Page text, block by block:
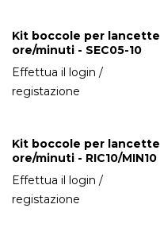
Kit boccole per lancette
ore/minuti - SEC05-10
Effettua il login /
registazione
Kit boccole per lancette
ore/minuti - RIC10/MIN10
Effettua il login /
registazione